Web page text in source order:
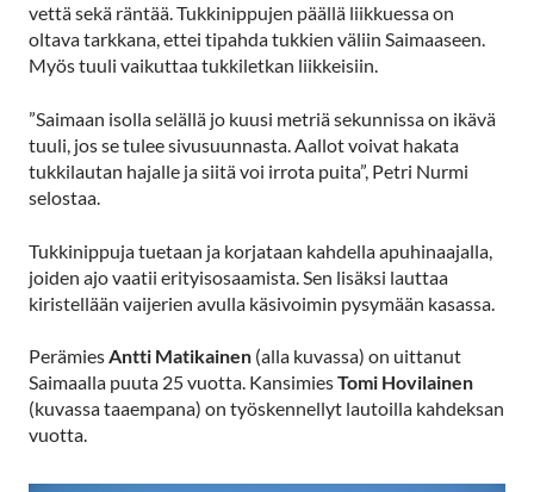
vettä sekä räntää. Tukkinippujen päällä liikkuessa on
oltava tarkkana, ettei tipahda tukkien väliin Saimaaseen.
Myös tuuli vaikuttaa tukkiletkan liikkeisiin.
”Saimaan isolla selällä jo kuusi metriä sekunnissa on ikävä
tuuli, jos se tulee sivusuunnasta. Aallot voivat hakata
tukkilautan hajalle ja siitä voi irrota puita”, Petri Nurmi
selostaa.
Tukkinippuja tuetaan ja korjataan kahdella apuhinaajalla,
joiden ajo vaatii erityisosaamista. Sen lisäksi lauttaa
kiristellään vaijerien avulla käsivoimin pysymään kasassa.
Perämies Antti Matikainen (alla kuvassa) on uittanut
Saimaalla puuta 25 vuotta. KansimiesTomi Hovilainen
(kuvassa taaempana) on työskennellyt lautoilla kahdeksan
vuotta.